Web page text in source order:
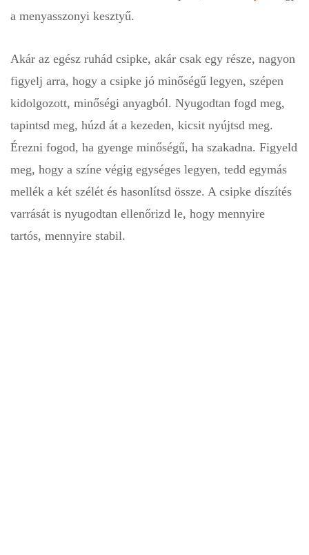
a menyasszonyi kesztyű.
Akár az egész ruhád csipke, akár csak egy része, nagyon
figyelj arra, hogy a csipke jó minőségű legyen, szépen
kidolgozott, minőségi anyagból. Nyugodtan fogd meg,
tapintsd meg, húzd át a kezeden, kicsit nyújtsd meg.
Érezni fogod, ha gyenge minőségű, ha szakadna. Figyeld
meg, hogy a színe végig egységes legyen, tedd egymás
mellék a két szélét és hasonlítsd össze. A csipke díszítés
varrását is nyugodtan ellenőrizd le, hogy mennyire
tartós, mennyire stabil.